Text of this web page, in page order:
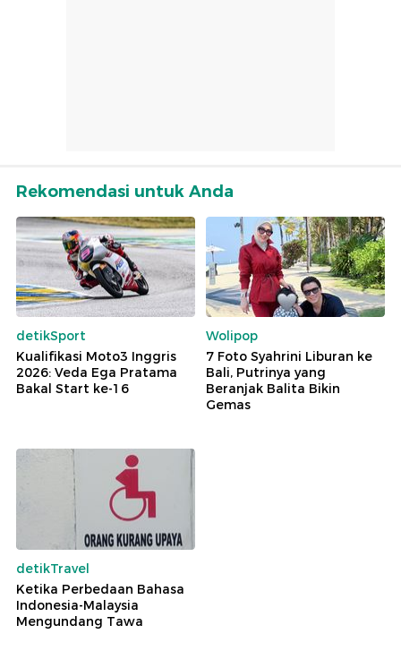
Rekomendasi untuk Anda
detikSport
Kualifikasi Moto3 Inggris
2026: Veda Ega Pratama
Bakal Start ke-16
Wolipop
7 Foto Syahrini Liburan ke
Bali, Putrinya yang
Beranjak Balita Bikin
Gemas
detikTravel
Ketika Perbedaan Bahasa
Indonesia-Malaysia
Mengundang Tawa